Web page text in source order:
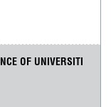
OF UNIVERSITI